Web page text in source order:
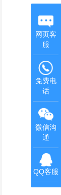
网页客
服
免费电
话
微信沟
通
QQ客服